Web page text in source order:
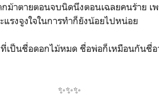
าตายตอนจบนิดนึงตอนเฉลยคนร้าย เพ
รงจูงใจในการทำก็ยังน้อยไปหน่อย
เป็นชื่อดอกไม้หมด ชื่อพ่อก็เหมือนกันชื่อ
✨✨✨